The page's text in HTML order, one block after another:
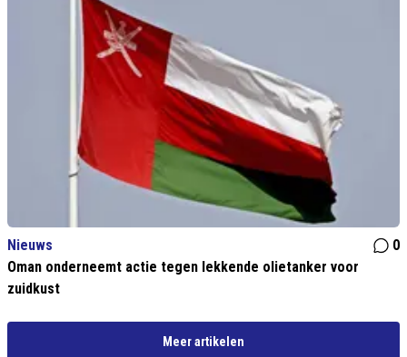
Nieuws
0
Oman onderneemt actie tegen lekkende olietanker voor
zuidkust
Meer artikelen